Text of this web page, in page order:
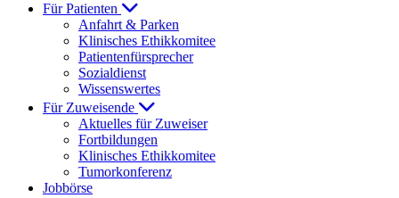
Für Patienten
Anfahrt & Parken
Klinisches Ethikkomitee
Patientenfürsprecher
Sozialdienst
Wissenswertes
Für Zuweisende
Aktuelles für Zuweiser
Fortbildungen
Klinisches Ethikkomitee
Tumorkonferenz
Jobbörse